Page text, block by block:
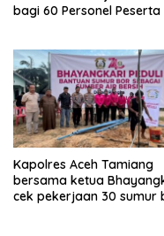
bagi 60 Personel Peserta
Kapolres Aceh Tamiang
bersama ketua
cek pekerjaan 30 sumur